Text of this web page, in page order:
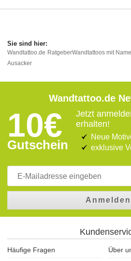
Wandtattoo.de RatgeberWandtattoos mit
Ausacker
Wandtattoo.de
10€
Gutschein
Jetzt
erhalten!
Neue
exklusive
Anmelden
Häufige Fragen
Über